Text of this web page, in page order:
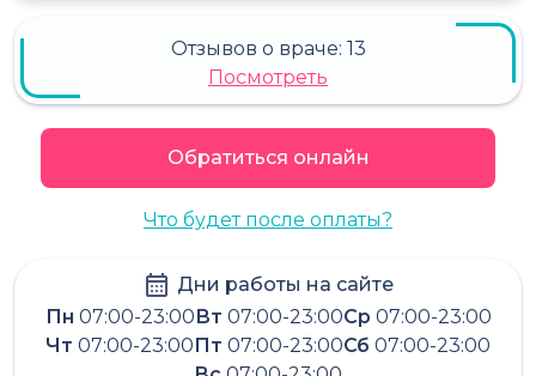
Отзывов о враче: 13
Посмотреть
Обратиться онлайн
Что будет после оплаты?
Дни работы на сайте
Пн 07:00-23:00Вт 07:00-23:00Ср 07:00-23:00
Чт 07:00-23:00Пт 07:00-23:00Сб 07:00-23:00